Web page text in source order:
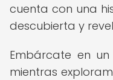
cuenta con una
descubierta y
Embárcate en
mientras